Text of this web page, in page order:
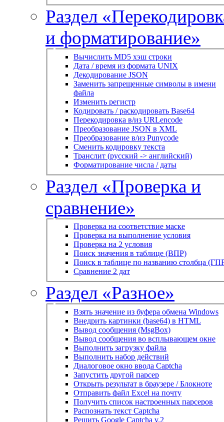
Раздел
и форматирование»
Вычислить MD5 хэш строки
Дата / время из формата UNIX
Декодирование JSON
Заменить запрещенные символы в имени
файла
Изменить регистр
Кодировать / раскодировать Base64
Перекодировка в/из URLencode
Преобразование JSON в XML
Преобразование в/из Punycode
Сменить кодировку текста
Транслит (русский -> английский)
Форматирование числа / даты
Раздел «Проверка и
сравнение»
Проверка на соответствие маске
Проверка на выполнение условия
Проверка на 2 условия
Поиск значения в таблице (ВПР)
Поиск в таблице по названию столбца
Сравнение 2 дат
Раздел «Разное»
Взять значение из буфера обмена Windows
Внедрить картинки (base64) в HTML
Вывод сообщения (MsgBox)
Вывод сообщения во всплывающем окне
Выполнить загрузку файла
Выполнить набор действий
Диалоговое окно ввода Captcha
Запустить другой парсер
Открыть результат в браузере / Блокноте
Отправить файл Excel на почту
Получить список настроенных парсеров
Распознать текст Captcha
Решить Google Captcha v.2